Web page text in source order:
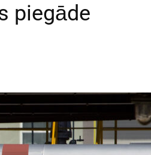
piegāde